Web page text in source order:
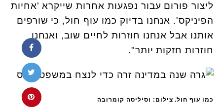
ליצור פורום עבור נפגעות אחרות שייקרא 'אחיות
הפיניקס'. אנחנו בדיוק כמו עוף חול, כי שורפים
אותנו אבל אנחנו חוזרות לחיים שוב, ואנחנו
חוזרות חזקות יותר".
כמו עוף חול. צילום: וסיליסה קומרובה